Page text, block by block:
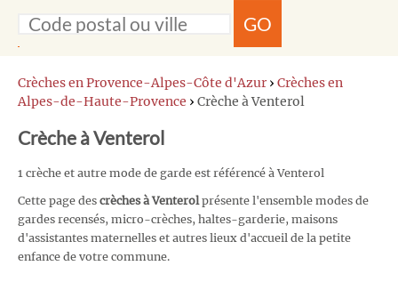
GO
Crèches en Provence-Alpes-Côte d'Azur › Crèches en
Alpes-de-Haute-Provence › Crèche à Venterol
Crèche à Venterol
1 crèche et autre mode de garde est référencé à Venterol
Cette page des crèches à Venterol présente l'ensemble modes de
gardes recensés, micro-crèches, haltes-garderie, maisons
d'assistantes maternelles et autres lieux d'accueil de la petite
enfance de votre commune.